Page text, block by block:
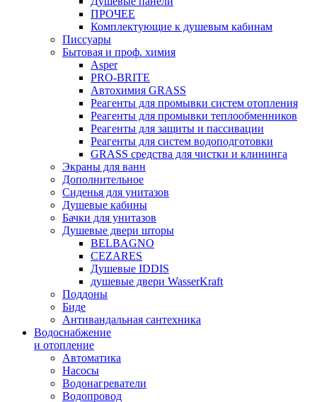
ПРОЧЕЕ
Комплектующие к душевым кабинам
Писсуары
Бытовая и проф. химия
Asper
PRO-BRITE
Автохимия GRASS
Реагенты для промывки систем отопления
Реагенты для промывки теплообменников
Реагенты для защиты и пассивации
Реагенты для систем водоподготовки
GRASS средства для чистки и клининга
Экраны для ванн
Дополнительное
Сиденья для унитазов
Душевые кабины
Бачки для унитазов
Душевые двери шторы
BELBAGNO
CEZARES
Душевые IDDIS
душевые двери WasserKraft
Поддоны
Биде
Антивандальная сантехника
Водоснабжение
и отопление
Автоматика
Насосы
Водонагреватели
Водопровод